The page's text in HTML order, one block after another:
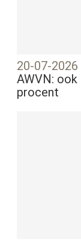
20-07-2026
AWVN:
procent